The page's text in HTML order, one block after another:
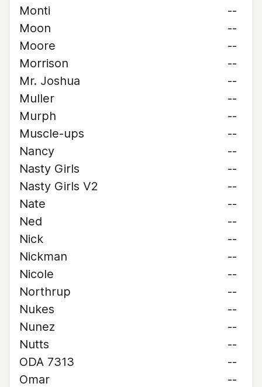
Monti
--
Moon
--
Moore
--
Morrison
--
Mr. Joshua
--
Muller
--
Murph
--
Muscle-ups
--
Nancy
--
Nasty Girls
--
Nasty Girls V2
--
Nate
--
Ned
--
Nick
--
Nickman
--
Nicole
--
Northrup
--
Nukes
--
Nunez
--
Nutts
--
ODA 7313
--
Omar
--